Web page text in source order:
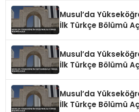
Musul’da
İlk Türkçe Bölümü
Musul’da
İlk Türkçe Bölümü
Musul’da
İlk Türkçe Bölümü